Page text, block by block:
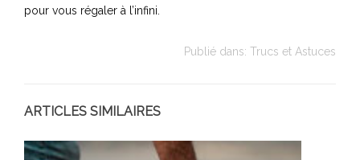
pour vous régaler à l’infini.
Publié dans: Trucs et Astuces
ARTICLES SIMILAIRES